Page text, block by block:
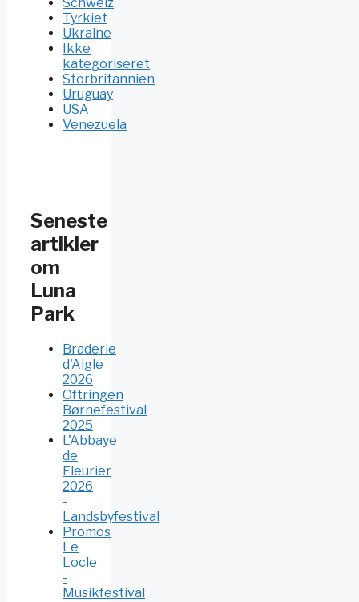
Tyrkiet
Ukraine
Ikke
kategoriseret
Storbritannien
Uruguay
USA
Venezuela
Seneste
artikler
om
Luna
Park
Braderie
d'Aigle
2026
Oftringen
Børnefestival
2025
L'Abbaye
de
Fleurier
2026
-
Landsbyfestival
Promos
Le
Locle
-
Musikfestival